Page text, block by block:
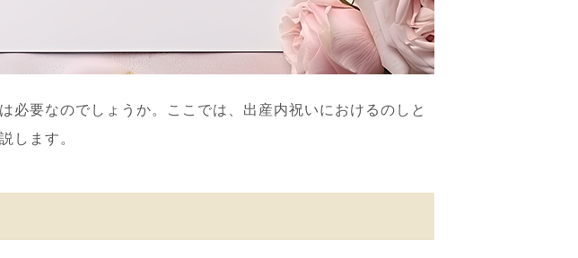
必要なのでしょうか。ここでは、出産内祝いにおけるのしと
します。